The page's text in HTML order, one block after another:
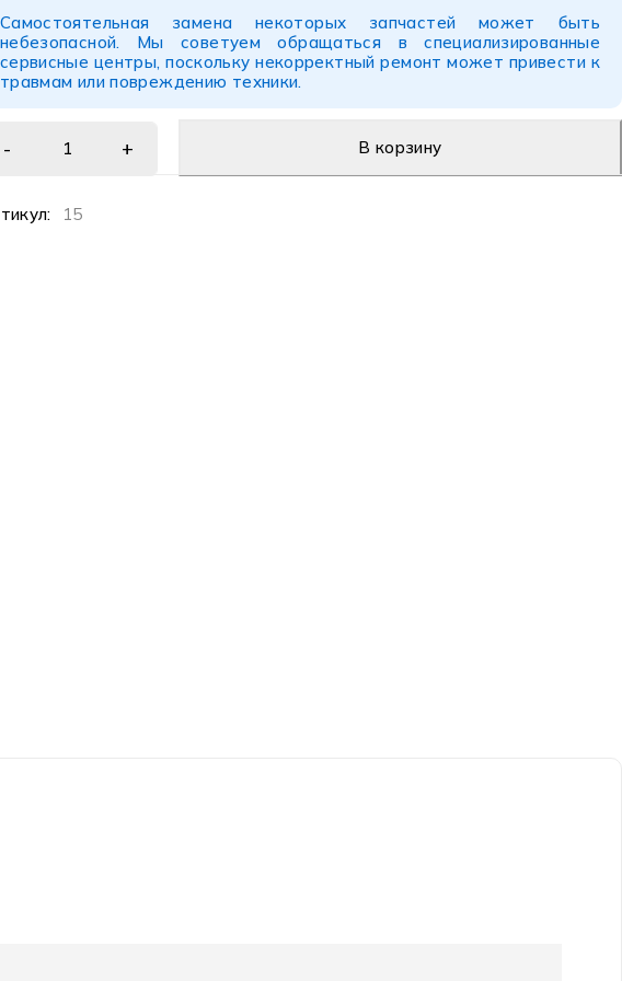
Самостоятельная замена некоторых запчастей может быть
небезопасной. Мы советуем обращаться в специализированные
сервисные центры, поскольку некорректный ремонт может привести к
травмам или повреждению техники.
В корзину
15